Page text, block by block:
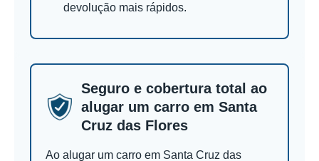
devolução mais rápidos.
Seguro e cobertura total ao
alugar um carro em Santa
Cruz das Flores
Ao alugar um carro em Santa Cruz das